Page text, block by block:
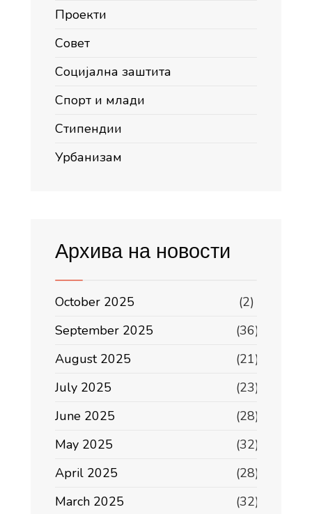
Проекти
Совет
Социјална заштита
Спорт и млади
Стипендии
Урбанизам
Архива на новости
October 2025
(2)
September 2025
(36)
August 2025
(21)
July 2025
(23)
June 2025
(28)
May 2025
(32)
April 2025
(28)
March 2025
(32)